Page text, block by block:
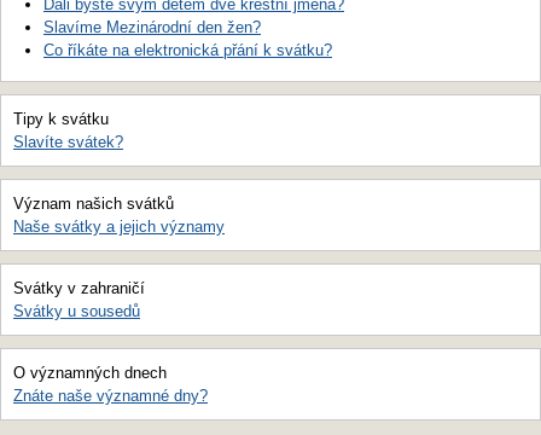
Dali byste svým dětem dvě křestní jména?
Slavíme Mezinárodní den žen?
Co říkáte na elektronická přání k svátku?
Tipy k svátku
Slavíte svátek?
Význam našich svátků
Naše svátky a jejich významy
Svátky v zahraničí
Svátky u sousedů
O významných dnech
Znáte naše významné dny?